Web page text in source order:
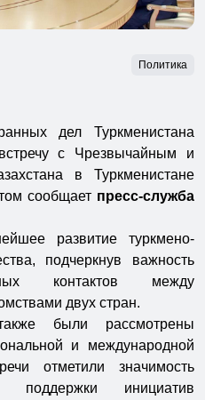
Политика
дел Туркменистана
с Чрезвычайным и
в Туркменистане
сообщает пресс-служба
развитие туркмено-
подчеркнув важность
контактов между
двух стран.
были рассмотрены
и международной
отметили значимость
поддержки инициатив